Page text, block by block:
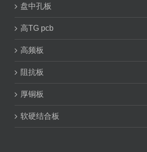
盘中孔板
高TG pcb
高频板
阻抗板
厚铜板
软硬结合板